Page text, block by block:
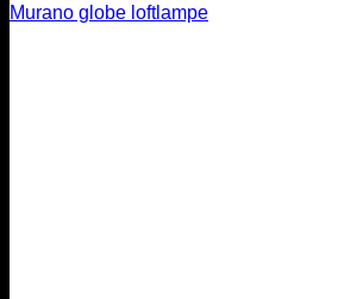
Murano globe loftlampe